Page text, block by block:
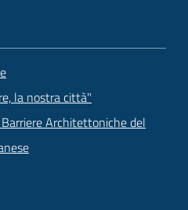
la nostra città"
Architettoniche del